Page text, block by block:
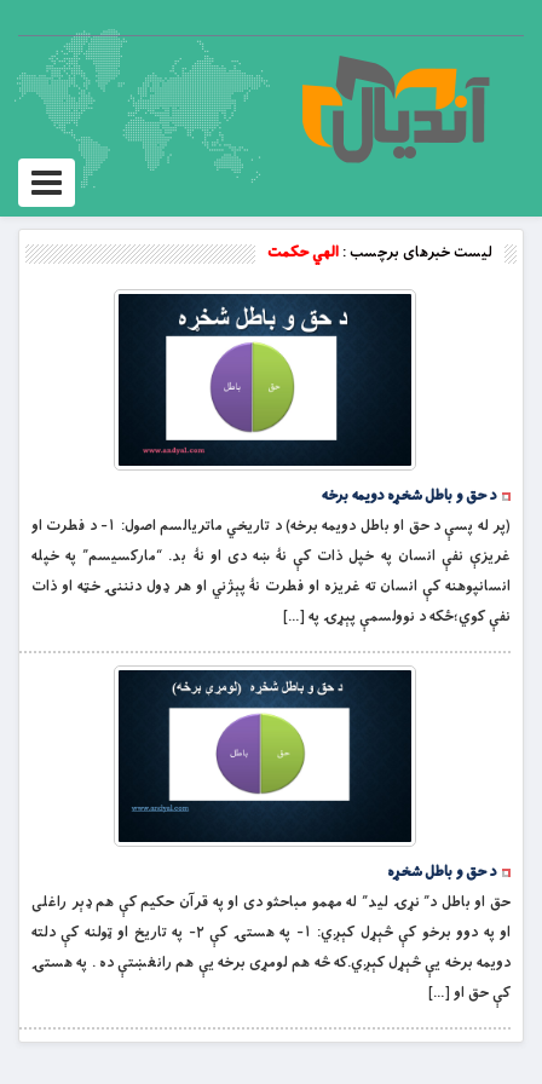
Toggle
لیست خبرهای برچسب :الهي حکمت
د حق و باطل شخړه دویمه برخه
(پر له پسې د حق او باطل دویمه برخه) د تاریخي ماتریالسم اصول: ۱- د فطرت او
غريزې نفې انسان په خپل ذات کې نۀ ښه دی او نۀ بد. “مارکسیسم” په خپله
انسانپوهنه کې انسان ته غریزه او فطرت نۀ پېژني او هر ډول دنننۍ خټه او ذات
نفې کوي؛ځکه د نوولسمې پېړۍ په […]
د حق و باطل شخړه
حق او باطل د” نړۍ لید” له مهمو مباحثو دی او په قرآن حکيم کې هم ډېر راغلی
او په دوو برخو کې څېړل کېږي: ۱- په هستۍ کې ۲- په تاریخ او ټولنه کې دلته
دویمه برخه يې څېړل کېږي.که څه هم لومړى برخه يې هم رانغښتې ده . په هستۍ
کې حق او […]